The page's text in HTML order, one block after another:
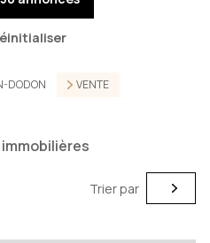
DODON VENTE
Trier par